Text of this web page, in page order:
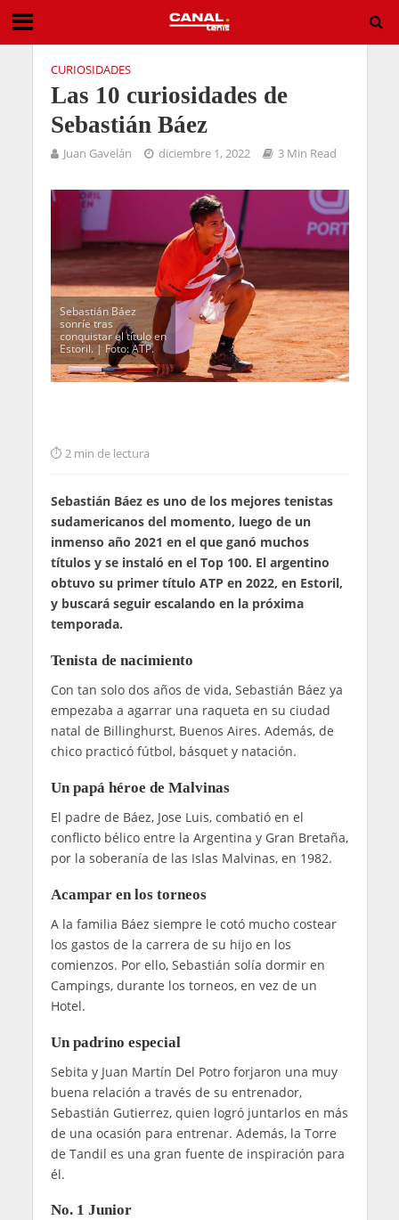
CURIOSIDADES
Las 10 curiosidades de
Sebastián Báez
Juan Gavelán diciembre 1, 2022 3 Min Read
Sebastián Báez
sonríe tras
conquistar el título en
Estoril. | Foto: ATP.
2 min de lectura
Sebastián Báez es uno de los mejores tenistas
sudamericanos del momento, luego de un
inmenso año 2021 en el que ganó muchos
títulos y se instaló en el Top 100. El argentino
obtuvo su primer título ATP en 2022, en Estoril,
y buscará seguir escalando en la próxima
temporada.
Tenista de nacimiento
Con tan solo dos años de vida, Sebastián Báez ya
empezaba a agarrar una raqueta en su ciudad
natal de Billinghurst, Buenos Aires. Además, de
chico practicó fútbol, básquet y natación.
Un papá héroe de Malvinas
El padre de Báez, Jose Luis, combatió en el
conflicto bélico entre la Argentina y Gran Bretaña,
por la soberanía de las Islas Malvinas, en 1982.
Acampar en los torneos
A la familia Báez siempre le cotó mucho costear
los gastos de la carrera de su hijo en los
comienzos. Por ello, Sebastián solía dormir en
Campings, durante los torneos, en vez de un
Hotel.
Un padrino especial
Sebita y Juan Martín Del Potro forjaron una muy
buena relación a través de su entrenador,
Sebastián Gutierrez, quien logró juntarlos en más
de una ocasión para entrenar. Además, la Torre
de Tandil es una gran fuente de inspiración para
él.
No. 1 Junior